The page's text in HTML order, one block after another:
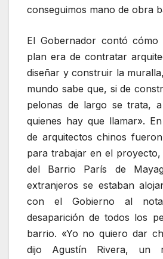
conseguimos mano de obra
El Gobernador contó cómo
plan era de contratar
diseñar y construir la
mundo sabe que, si de
pelonas de largo se trata,
quienes hay que llamar».
de arquitectos chinos
para trabajar en el
del Barrio París de
extranjeros se estaban
con el Gobierno al
desaparición de todos los
barrio. «Yo no quiero dar
dijo Agustín Rivera, un